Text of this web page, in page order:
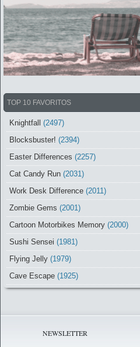
TOP 10 FAVORITOS
Knightfall
(2497)
Blocksbuster! (2394)
Easter Differences (2257)
Cat Candy Run (2031)
Work Desk Difference (2011)
Zombie Gems (2001)
Cartoon Motorbikes Memory (2000)
Sushi Sensei (1981)
Flying Jelly (1979)
Cave Escape (1925)
NEWSLETTER